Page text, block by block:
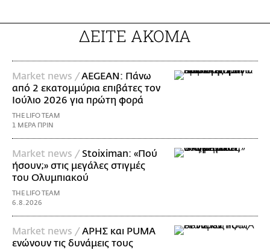
ΔΕΙΤΕ ΑΚΟΜΑ
Market news /AEGEAN: Πάνω
από 2 εκατομμύρια επιβάτες τον
Ιούλιο 2026 για πρώτη φορά
THE LIFO TEAM
1 ΜΕΡΑ ΠΡΙΝ
Market news / Stoiximan: «Πού
ήσουν;» στις μεγάλες στιγμές
του Ολυμπιακού
THE LIFO TEAM
6.8.2026
Market news /ΑΡΗΣ και PUMA
ενώνουν τις δυνάμεις τους